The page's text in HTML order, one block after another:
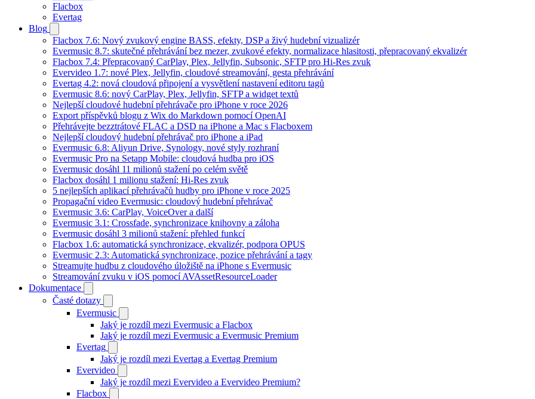
Flacbox
Evertag
Blog
Flacbox 7.6: Nový zvukový engine BASS, efekty, DSP a živý hudební vizualizér
Evermusic 8.7: skutečné přehrávání bez mezer, zvukové efekty, normalizace hlasitosti, přepracovaný ekvalizér
Flacbox 7.4: Přepracovaný CarPlay, Plex, Jellyfin, Subsonic, SFTP pro Hi-Res zvuk
Evervideo 1.7: nové Plex, Jellyfin, cloudové streamování, gesta přehrávání
Evertag 4.2: nová cloudová připojení a vysvětlení nastavení editoru tagů
Evermusic 8.6: nový CarPlay, Plex, Jellyfin, SFTP a widget textů
Nejlepší cloudové hudební přehrávače pro iPhone v roce 2026
Export příspěvků blogu z Wix do Markdown pomocí OpenAI
Přehrávejte bezztrátové FLAC a DSD na iPhone a Mac s Flacboxem
Nejlepší cloudový hudební přehrávač pro iPhone a iPad
Evermusic 6.8: Aliyun Drive, Synology, nové styly rozhraní
Evermusic Pro na Setapp Mobile: cloudová hudba pro iOS
Evermusic dosáhl 11 milionů stažení po celém světě
Flacbox dosáhl 1 milionu stažení: Hi-Res zvuk
5 nejlepších aplikací přehrávačů hudby pro iPhone v roce 2025
Propagační video Evermusic: cloudový hudební přehrávač
Evermusic 3.6: CarPlay, VoiceOver a další
Evermusic 3.1: Crossfade, synchronizace knihovny a záloha
Evermusic dosáhl 3 milionů stažení: přehled funkcí
Flacbox 1.6: automatická synchronizace, ekvalizér, podpora OPUS
Evermusic 2.3: Automatická synchronizace, pozice přehrávání a tagy
Streamujte hudbu z cloudového úložiště na iPhone s Evermusic
Streamování zvuku v iOS pomocí AVAssetResourceLoader
Dokumentace
Časté dotazy
Evermusic
Jaký je rozdíl mezi Evermusic a Flacbox
Jaký je rozdíl mezi Evermusic a Evermusic Premium
Evertag
Jaký je rozdíl mezi Evertag a Evertag Premium
Evervideo
Jaký je rozdíl mezi Evervideo a Evervideo Premium?
Flacbox